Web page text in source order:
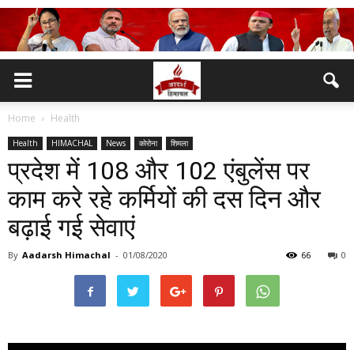
Home Health
Health HIMACHAL News कोरोना शिमला
प्रदेश में 108 और 102 एंबुलेंस पर
काम करे रहे कर्मियों की दस दिन और
बढ़ाई गई सेवाएं
By Aadarsh Himachal - 01/08/2020 0
66